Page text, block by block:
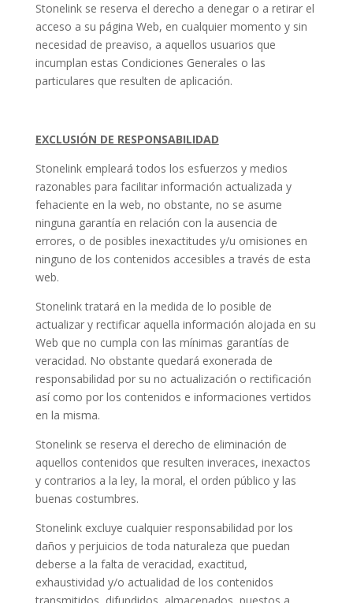
Stonelink se reserva el derecho a denegar o a retirar el
acceso a su página Web, en cualquier momento y sin
necesidad de preaviso, a aquellos usuarios que
incumplan estas Condiciones Generales o las
particulares que resulten de aplicación.
EXCLUSIÓN DE RESPONSABILIDAD
Stonelink empleará todos los esfuerzos y medios
razonables para facilitar información actualizada y
fehaciente en la web, no obstante, no se asume
ninguna garantía en relación con la ausencia de
errores, o de posibles inexactitudes y/u omisiones en
ninguno de los contenidos accesibles a través de esta
web.
Stonelink tratará en la medida de lo posible de
actualizar y rectificar aquella información alojada en su
Web que no cumpla con las mínimas garantías de
veracidad. No obstante quedará exonerada de
responsabilidad por su no actualización o rectificación
así como por los contenidos e informaciones vertidos
en la misma.
Stonelink se reserva el derecho de eliminación de
aquellos contenidos que resulten inveraces, inexactos
y contrarios a la ley, la moral, el orden público y las
buenas costumbres.
Stonelink excluye cualquier responsabilidad por los
daños y perjuicios de toda naturaleza que puedan
deberse a la falta de veracidad, exactitud,
exhaustividad y/o actualidad de los contenidos